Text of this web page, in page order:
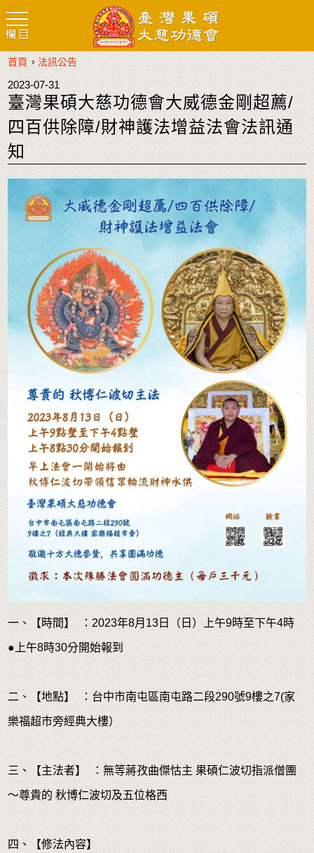
首頁 ›法訊公告
臺灣果碩大慈功德會大威德金剛超薦/
四百供除障/財神護法增益法會法訊通
知
2023-07-31
一、【時間】 ：2023年8月13日（日）上午9時至下午4時
●上午8時30分開始報到
二、【地點】 ：台中市南屯區南屯路二段290號9樓之7(家
樂福超市旁經典大樓）
三、【主法者】 ：無等蔣孜曲傑怙主 果碩仁波切指派僧團
〜尊貴的 秋博仁波切及五位格西
四、【修法內容】